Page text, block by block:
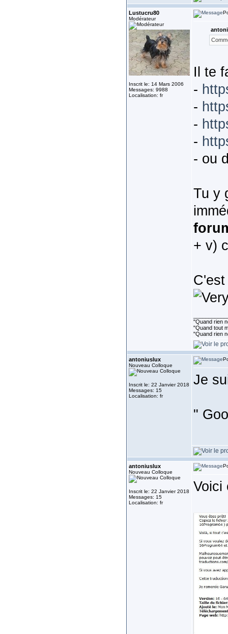
Lustucru80
Modérateur
Inscrit le: 14 Mars 2006
Messages: 9988
Localisation: fr
Il te
-
-
-
-
- ou
Tu y
+ v)
"Quand rien
"Quand tout
"Quand rien
antoniuslux
Nouveau Colloque
Inscrit le: 22 Janvier 2018
Messages: 15
Localisation: fr
Je
"
antoniuslux
Nouveau Colloque
Inscrit le: 22 Janvier 2018
Messages: 15
Localisation: fr
Voici